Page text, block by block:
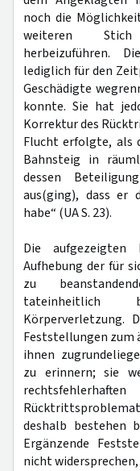
noch die
weiteren
herbeizuführen.
lediglich für den
Geschädigte
konnte. Sie hat
Korrektur des
Flucht erfolgte, als
Bahnsteig in
dessen
aus(ging), dass er
habe“ (UA S. 23).
Die aufgezeigten
Aufhebung der für
zu
tateinheitlich
Körperverletzung.
Feststellungen zum
ihnen
zu erinnern; sie
deshalb bestehen
Ergänzende
nicht